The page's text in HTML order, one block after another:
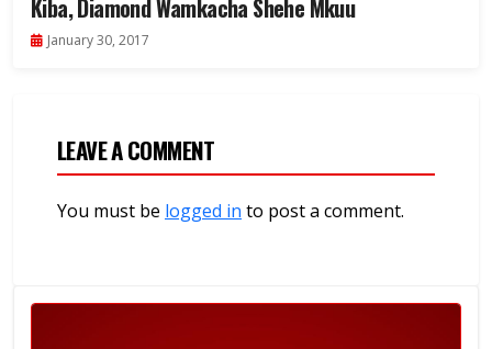
Kiba, Diamond Wamkacha Shehe Mkuu
January 30, 2017
LEAVE A COMMENT
You must be logged in to post a comment.